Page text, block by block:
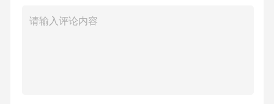
防护措施CHAPTER确保维修人员接受必要的安